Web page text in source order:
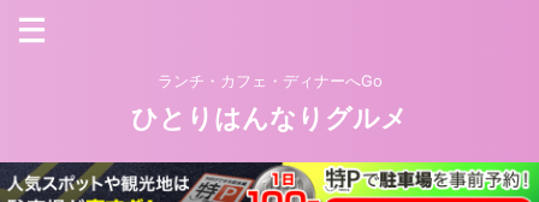
ランチ・カフェ・ディナーへGo
ひとりはんなりグルメ